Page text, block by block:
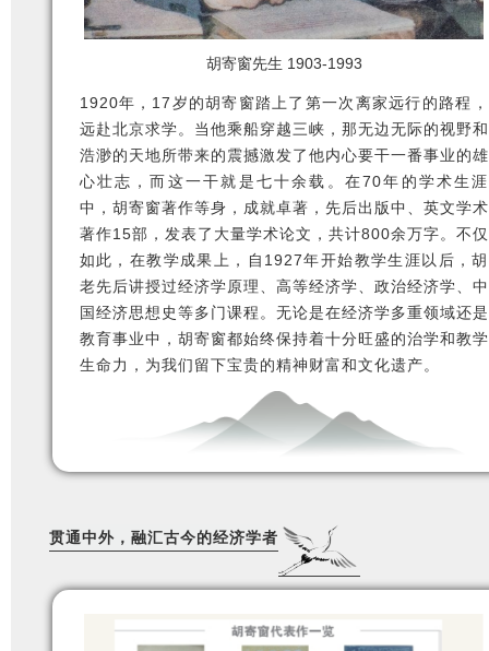
胡寄窗先生 1903-1993
1920年，17岁的胡寄窗踏上了第一次离家远行的路程，
远赴北京求学。当他乘船穿越三峡，那无边无际的视野和
浩渺的天地所带来的震撼激发了他内心要干一番事业的雄
心壮志，而这一干就是七十余载。在70年的学术生涯
中，胡寄窗著作等身，成就卓著，先后出版中、英文学术
著作15部，发表了大量学术论文，共计800余万字。不仅
如此，在教学成果上，自1927年开始教学生涯以后，胡
老先后讲授过经济学原理、高等经济学、政治经济学、中
国经济思想史等多门课程。无论是在经济学多重领域还是
教育事业中，胡寄窗都始终保持着十分旺盛的治学和教学
生命力，为我们留下宝贵的精神财富和文化遗产。
贯通中外，融汇古今的经济学者